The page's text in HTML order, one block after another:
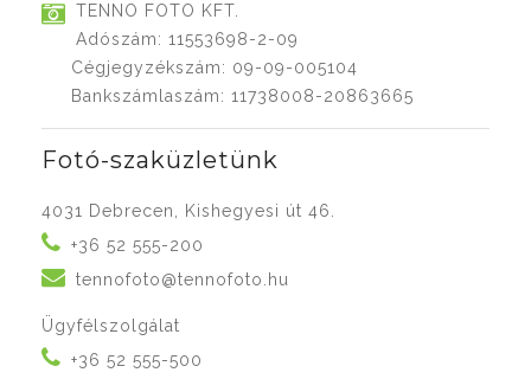
TENNO FOTO KFT.
Adószám: 11553698-2-09
Cégjegyzékszám: 09-09-005104
Bankszámlaszám: 11738008-20863665
Fotó-szaküzletünk
4031 Debrecen, Kishegyesi út 46.
+36 52 555-200
tennofoto@tennofoto.hu
Ügyfélszolgálat
+36 52 555-500